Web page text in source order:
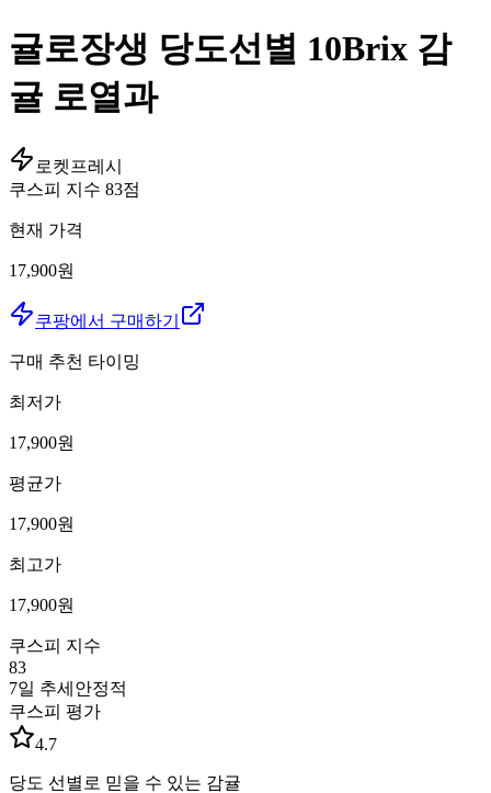
귤로장생 당도선별 10Brix 감
귤 로열과
로켓프레시
쿠스피 지수 83점
현재 가격
17,900원
쿠팡에서 구매하기
구매 추천 타이밍
최저가
17,900원
평균가
17,900원
최고가
17,900원
쿠스피 지수
83
7일 추세 안정적
쿠스피 평가
4.7
당도 선별로 믿을 수 있는 감귤